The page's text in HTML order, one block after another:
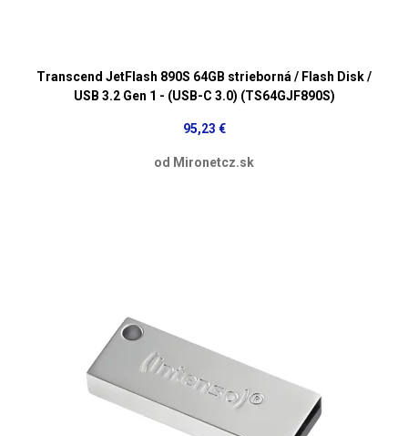
Transcend JetFlash 890S 64GB strieborná / Flash Disk /
USB 3.2 Gen 1 - (USB-C 3.0) (TS64GJF890S)
95,23 €
od Mironetcz.sk